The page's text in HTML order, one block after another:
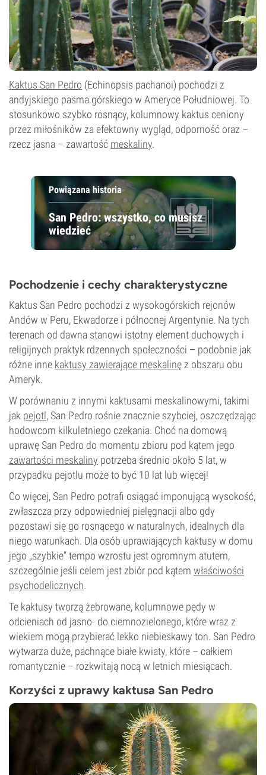
Kaktus San Pedro (Echinopsis pachanoi) pochodzi z
andyjskiego pasma górskiego w Ameryce Południowej. To
stosunkowo szybko rosnący, kolumnowy kaktus ceniony
przez miłośników za efektowny wygląd, odporność oraz –
rzecz jasna – zawartość meskaliny.
Powiązana historia
San Pedro: wszystko, co musisz
wiedzieć
Pochodzenie i cechy charakterystyczne
Kaktus San Pedro pochodzi z wysokogórskich rejonów
Andów w Peru, Ekwadorze i północnej Argentynie. Na tych
terenach od dawna stanowi istotny element duchowych i
religijnych praktyk rdzennych społeczności – podobnie jak
różne inne kaktusy zawierające meskalinę z obszaru obu
Ameryk.
W porównaniu z innymi kaktusami meskalinowymi, takimi
jak pejotl, San Pedro rośnie znacznie szybciej, oszczędzając
hodowcom kilkuletniego czekania. Choć na domową
uprawę San Pedro do momentu zbioru pod kątem jego
zawartości meskaliny potrzeba średnio około 5 lat, w
przypadku pejotlu może to być 10 lat lub więcej!
Co więcej, San Pedro potrafi osiągać imponującą wysokość,
zwłaszcza przy odpowiedniej pielęgnacji albo gdy
pozostawi się go rosnącego w naturalnych, idealnych dla
niego warunkach. Dla osób uprawiających kaktusy w domu
jego „szybkie” tempo wzrostu jest ogromnym atutem,
szczególnie jeśli celem jest zbiór pod kątem właściwości
psychodelicznych.
Te kaktusy tworzą żebrowane, kolumnowe pędy w
odcieniach od jasno- do ciemnozielonego, które wraz z
wiekiem mogą przybierać lekko niebieskawy ton. San Pedro
wytwarza duże, pachnące białe kwiaty, które – całkiem
romantycznie – rozkwitają nocą w letnich miesiącach.
Korzyści z uprawy kaktusa San Pedro